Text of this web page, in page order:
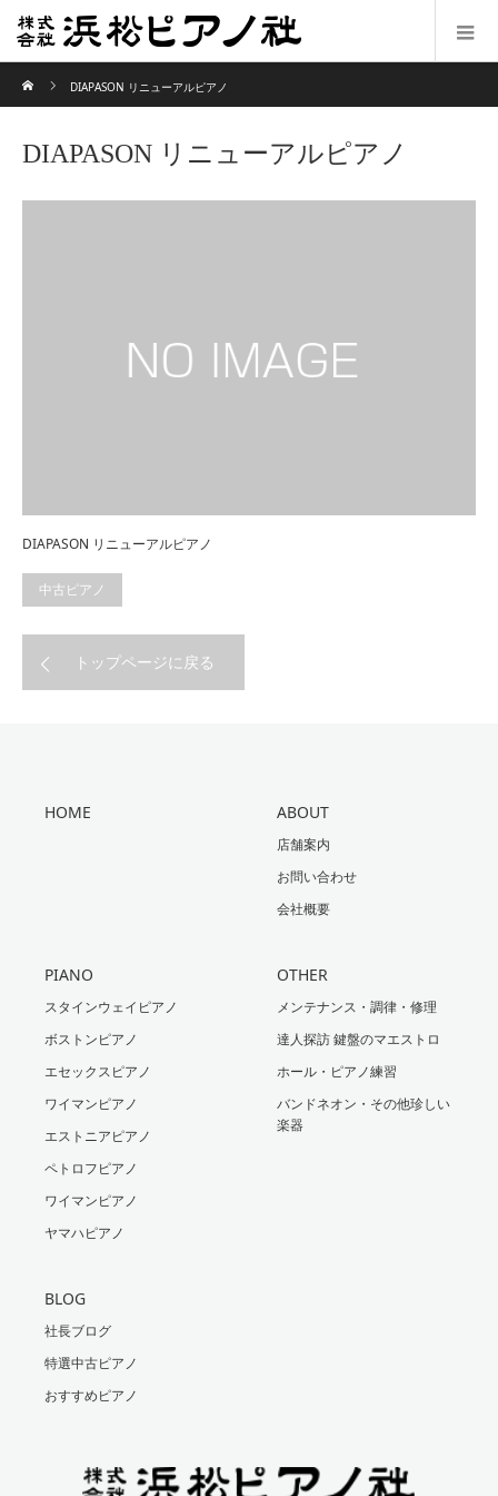
DIAPASON リニューアルピアノ
DIAPASON リニューアルピアノ
DIAPASON リニューアルピアノ
中古ピアノ
トップページに戻る
HOME ABOUT
店舗案内
お問い合わせ
会社概要
PIANO
スタインウェイピアノ
ボストンピアノ
エセックスピアノ
ワイマンピアノ
エストニアピアノ
ペトロフピアノ
ワイマンピアノ
ヤマハピアノ
OTHER
メンテナンス・調律・修理
達人探訪 鍵盤のマエストロ
ホール・ピアノ練習
バンドネオン・その他珍しい
楽器
BLOG
社長ブログ
特選中古ピアノ
おすすめピアノ